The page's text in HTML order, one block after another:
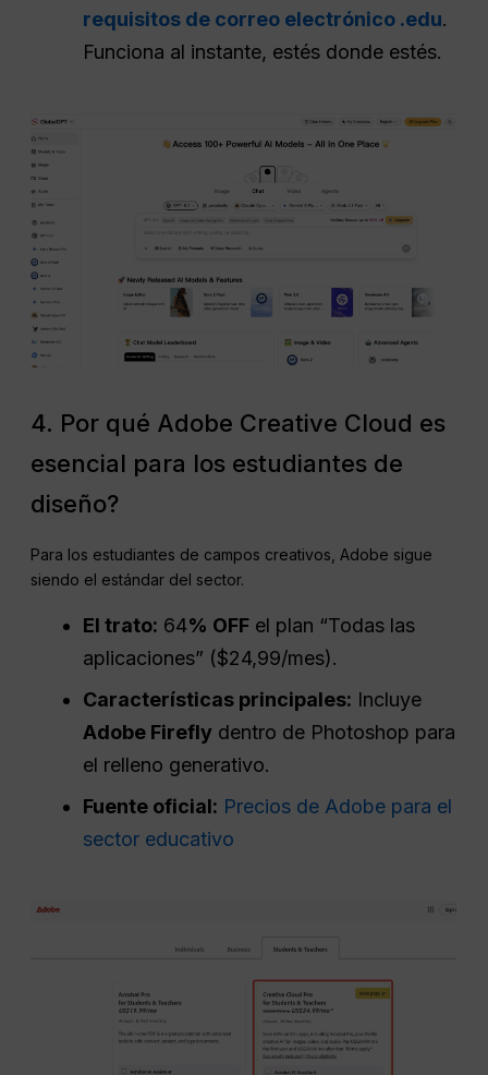
requisitos de correo electrónico .edu.
Funciona al instante, estés donde estés.
4. Por qué Adobe Creative Cloud es
esencial para los estudiantes de
diseño?
Para los estudiantes de campos creativos, Adobe sigue
siendo el estándar del sector.
El trato: 64% OFF el plan “Todas las
aplicaciones” ($24,99/mes).
Características principales: Incluye
Adobe Firefly dentro de Photoshop para
el relleno generativo.
Fuente oficial: Precios de Adobe para el
sector educativo